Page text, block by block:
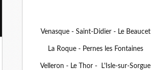
Venasque - Saint-Didier - Le Beaucet
La Roque - Pernes les Fontaines
Velleron - Le Thor - L'Isle-sur-Sorgue